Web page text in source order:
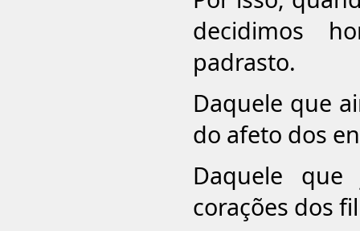
decidimos
padrasto.
Daquele que
do afeto dos
Daquele
corações dos